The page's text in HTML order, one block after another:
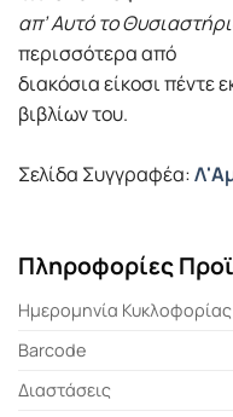
απ’ Αυτό το
περισσότερα από
διακόσια είκοσι πέντε
βιβλίων του.
Σελίδα Συγγραφέα:
Πληροφορίες
Ημερομηνία Κυκλοφορίας
Barcode
Διαστάσεις